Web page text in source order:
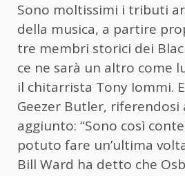
Sono moltissimi i tributi
della musica, a partire
tre membri storici dei
ce ne sarà un altro come
il chitarrista Tony Iommi.
Geezer Butler, riferendosi
aggiunto: “Sono così
potuto fare un’ultima
Bill Ward ha detto che